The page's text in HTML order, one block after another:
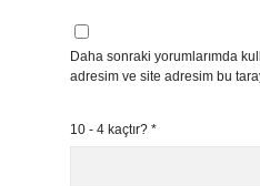
Daha sonraki yorumlarımda
adresim ve site adresim bu
10 - 4 kaçtır? *